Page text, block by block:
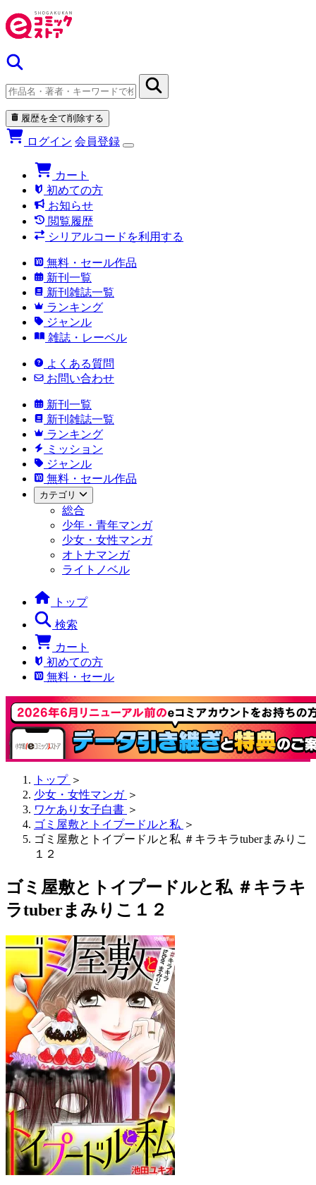
履歴を全て削除する
ログイン 会員登録
カート
初めての方
お知らせ
閲覧履歴
シリアルコードを利用する
無料・セール作品
新刊一覧
新刊雑誌一覧
ランキング
ジャンル
雑誌・レーベル
よくある質問
お問い合わせ
新刊一覧
新刊雑誌一覧
ランキング
ミッション
ジャンル
無料・セール作品
カテゴリ
総合
少年・青年マンガ
少女・女性マンガ
オトナマンガ
ライトノベル
トップ
検索
カート
初めての方
無料・セール
トップ ＞
少女・女性マンガ ＞
ワケあり女子白書 ＞
ゴミ屋敷とトイプードルと私 ＞
ゴミ屋敷とトイプードルと私 ＃キラキラtuberまみりこ
１２
ゴミ屋敷とトイプードルと私 ＃キラキ
ラtuberまみりこ１２